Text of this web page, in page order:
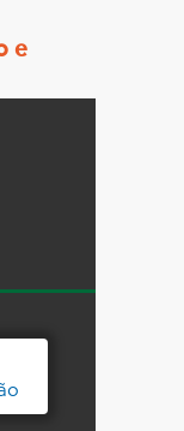
e